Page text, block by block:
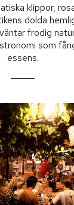
klippor,
dolda
frodig
som
essens.